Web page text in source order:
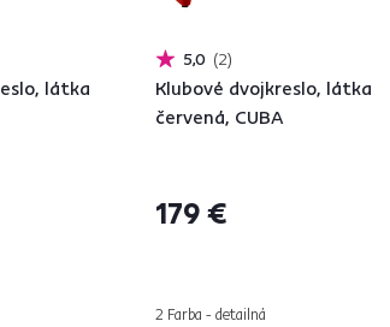
látka
5,0 2
Klubové dvojkreslo, látka
červená, CUBA
179 €
2 Farba - detailná